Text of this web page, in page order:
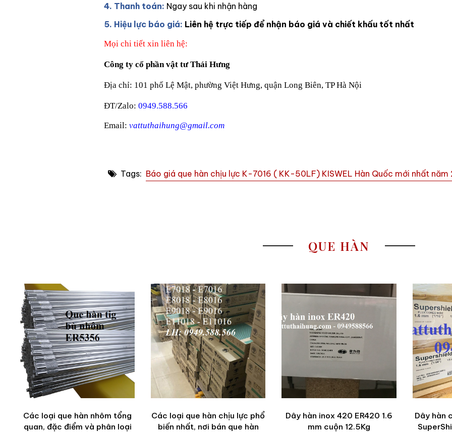
4. Thanh toán: Ngay sau khi nhận hàng
5. Hiệu lực báo giá: Liên hệ trực tiếp để nhận báo giá và chiết khấu tốt nhất
Mọi chi tiết xin liên hệ:
Công ty cổ phần vật tư Thái Hưng
Địa chỉ: 101 phố Lệ Mật, phường Việt Hưng, quận Long Biên, TP Hà Nội
ĐT/Zalo:0949.588.566
Email:vattuthaihung@gmail.com
Tags: Báo giá que hàn chịu lực K-7016 ( KK-50LF) KISWEL Hàn Quốc mới nhất
QUE HÀN
Các loại que hàn nhôm tổng
quan, đặc điểm và phân loại
Các loại que hàn chịu lực phổ
biến nhất, nơi bán que hàn
Dây hàn inox 420 ER420 1.6
mm cuộn 12.5Kg
Dây hàn